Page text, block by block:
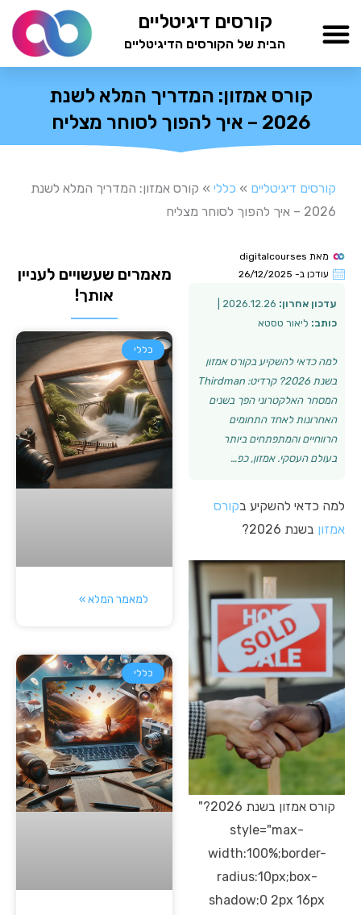
לתוכן
קורסים דיגיטליים
הבית של הקורסים הדיגיטליים
קורס אמזון: המדריך המלא לשנת
2026 – איך להפוך לסוחר מצליח
קורסים דיגיטליים » כללי » קורס אמזון: המדריך המלא לשנת
2026 – איך להפוך לסוחר מצליח
מאת
עודכן ב- 26/12/2025
עדכון אחרון:
כותב: ליאור טסטא
למה כדאי להשקיע בקורס אמזון
בשנת 2026? קרדיט: Thirdman
המסחר האלקטרוני הפך בשנים
האחרונות לאחד התחומים
הרווחיים והמתפתחים ביותר
בעולם העסקי. אמזון, כפ…
למה כדאי להשקיע בקורס
אמזון בשנת 2026?
קורס אמזון בשנת 2026?"
style="max-
width:100%;border-
radius:10px;box-
shadow:0 2px 16px
מאמרים שעשויים לעניין
אותך!
כללי
למאמר המלא »
כללי